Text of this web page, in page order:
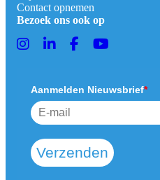
Contact opnemen
Bezoek ons ook op
Aanmelden Nieuwsbrief*
Verzenden